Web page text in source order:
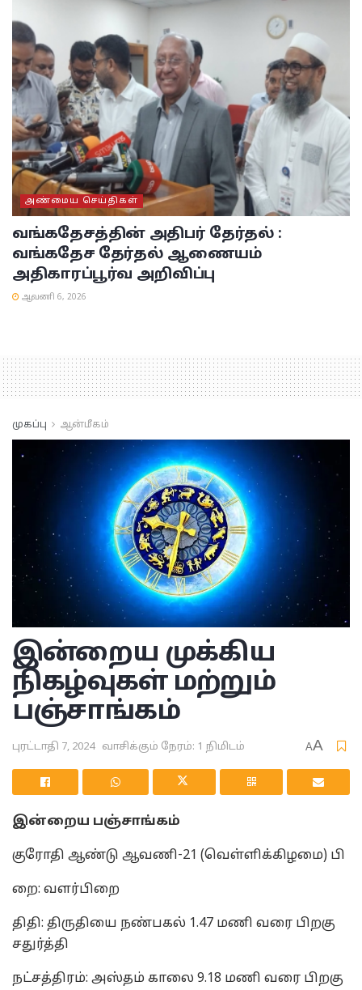
அண்மைய செய்திகள்
வங்கதேசத்தின் அதிபர் தேர்தல் :
வங்கதேச தேர்தல் ஆணையம்
அதிகாரப்பூர்வ அறிவிப்பு
ஆவணி 6, 2026
முகப்பு ஆன்மீகம்
இன்றைய முக்கிய
நிகழ்வுகள் மற்றும்
பஞ்சாங்கம்
புரட்டாதி 7, 2024 வாசிக்கும் நேரம்: 1 நிமிடம் AA
இன்றைய பஞ்சாங்கம்
குரோதி ஆண்டு ஆவணி-21 (வெள்ளிக்கிழமை) பி
றை: வளர்பிறை
திதி: திருதியை நண்பகல் 1.47 மணி வரை பிறகு
சதுர்த்தி
நட்சத்திரம்: அஸ்தம் காலை 9.18 மணி வரை பிறகு